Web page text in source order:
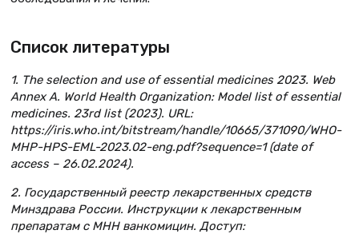
Список литературы
1. The selection and use of essential medicines 2023. Web
Annex A. World Health Organization: Model list of essential
medicines. 23rd list (2023). URL:
https://iris.who.int/bitstream/handle/10665/371090/WHO-
MHP-HPS-EML-2023.02-eng.pdf?sequence=1 (date of
access – 26.02.2024).
2. Государственный реестр лекарственных средств
Минздрава России. Инструкции к лекарственным
препаратам с МНН ванкомицин. Доступ: